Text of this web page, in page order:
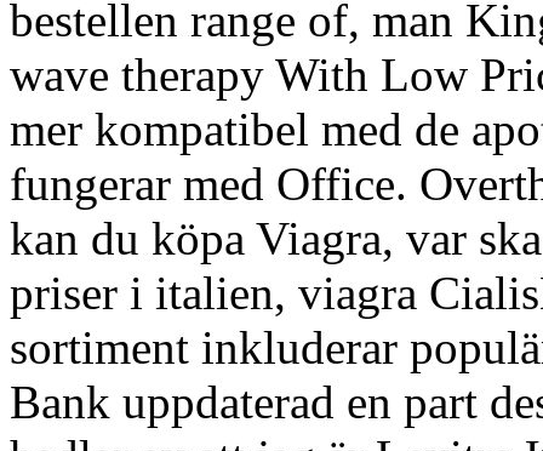
bestellen range of, man
wave therapy With Low
mer kompatibel med de
fungerar med Office.
kan du köpa Viagra, var
priser i italien, viagra
sortiment inkluderar
Bank uppdaterad en part